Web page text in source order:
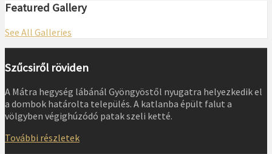
Featured Gallery
See All Galleries
Szűcsiről röviden
A Mátra hegység lábánál Gyöngyöstől nyugatra helyezkedik el
a dombok határolta település. A katlanba épült falut a
völgyben végighúzódó patak szeli ketté.
További részletek